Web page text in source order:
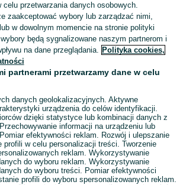
Masz coś, czego już nie potrzebujesz i chętnie podasz dalej? meble - Warszawa - oddaj za darmo w kategorii Oddam za darmo Zobacz
celu przetwarzania danych osobowych.
zaakceptować wybory lub zarządzać nimi,
w dowolnym momencie na stronie polityki
będą sygnalizowane naszym partnerom i
na dane przeglądania. Polityka cookies,
partnerami przetwarzamy dane w celu
danych geolokalizacyjnych. Aktywne
urządzenia do celów identyfikacji.
dzięki statystyce lub kombinacji danych z
informacji na urządzeniu lub
efektywności reklam. Rozwój i ulepszanie
profili w celu personalizacji treści. Tworzenie
reklam. Wykorzystywanie
do wyboru reklam. Wykorzystywanie
do wyboru treści. Pomiar efektywności
profili do wyboru spersonalizowanych reklam.